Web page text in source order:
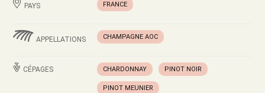
PAYS FRANCE
APPELLATIONS CHAMPAGNE AOC
CÉPAGES CHARDONNAY PINOT NOIR
PINOT MEUNIER